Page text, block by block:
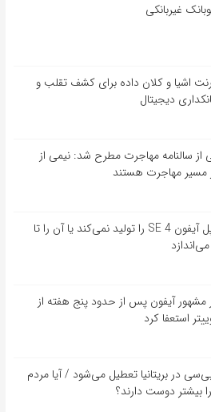
غیربانکی
اشیا و کلان‏ داده برای کشف تقلب و
دیجیتال
از سالنامه مهاجرت مطرح شد: نیمی از
مسیر مهاجرت هستند
مینگ-چی کو: اپل آیفون SE 4 را تولید نمی‌کند یا آن را تا
مشهور آیفون پس از حدود پنج هفته از
استعفا کرد
در بریتانیا تعطیل می‌شود / آیا مردم
بیشتر دوست دارند؟